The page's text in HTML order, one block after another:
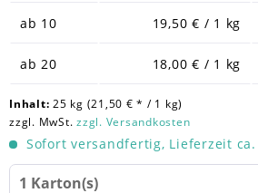
ab 10 19,50 € / 1 kg
ab20 18,00 € / 1 kg
Inhalt: 25 kg (21,50 € * / 1 kg)
zzgl. MwSt. zzgl. Versandkosten
Sofort versandfertig, Lieferzeit ca.